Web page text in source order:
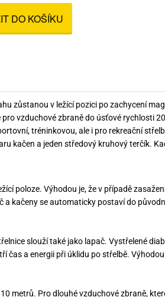
Engineering
stolice a vaky
DO KOŠÍKU
zůstanou v ležící pozici po zachycení
vzduchové zbraně do úsťové rychlosti
tréninkovou, ale i pro rekreační
kačen a jeden středový kruhový terčík.
poloze. Výhodou je, že v případě
kačeny se automaticky postaví do
slouží také jako lapač. Vystřelené
čas a energii při úklidu po střelbě. Výhodou
metrů. Pro dlouhé vzduchové zbraně,